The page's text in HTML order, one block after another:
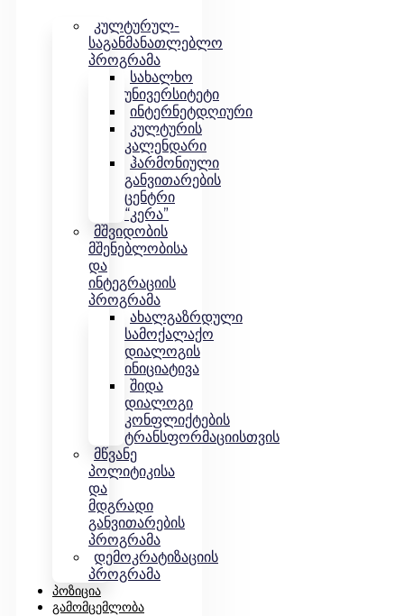
კულტურულ-
საგანმანათლებლო
პროგრამა
სახალხო
უნივერსიტეტი
ინტერნეტდღიური
კულტურის
კალენდარი
ჰარმონიული
განვითარების
ცენტრი
“კერა”
მშვიდობის
მშენებლობისა
და
ინტეგრაციის
პროგრამა
ახალგაზრდული
სამოქალაქო
დიალოგის
ინიციატივა
შიდა
დიალოგი
კონფლიქტების
ტრანსფორმაციისთვის
მწვანე
პოლიტიკისა
და
მდგრადი
განვითარების
პროგრამა
დემოკრატიზაციის
პროგრამა
Პოზიცია
Გამომცემლობა